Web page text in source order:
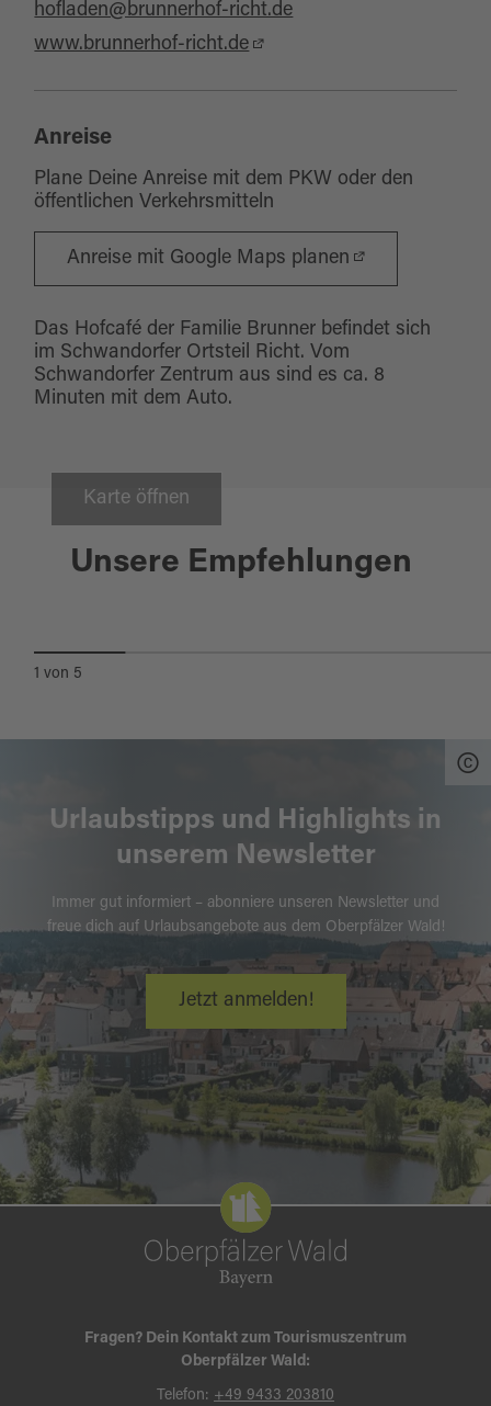
Karte öffnen
hofladen@brunnerhof-richt.de
www.brunnerhof-richt.de
Anreise
Plane Deine Anreise mit dem PKW oder den
öffentlichen Verkehrsmitteln
Anreise mit Google Maps planen
Das Hofcafé der Familie Brunner befindet sich
im Schwandorfer Ortsteil Richt. Vom
Schwandorfer Zentrum aus sind es ca. 8
Minuten mit dem Auto.
Unsere Empfehlungen
Schwandorf
ETTMANNSDORF
1 von 5
Urlaubstipps und Highlights in
unserem Newsletter
Immer gut informiert – abonniere unseren Newsletter und
freue dich auf Urlaubsangebote aus dem Oberpfälzer Wald!
Jetzt anmelden!
Fragen? Dein Kontakt zum Tourismuszentrum
Oberpfälzer Wald:
Telefon: +49 9433 203810